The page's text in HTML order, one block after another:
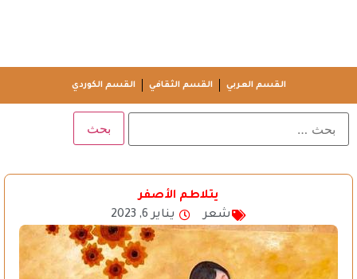
القسم العربي القسم الثقافي القسم الكوردي
يتلاطم الأصفر
شعر
يناير 6, 2023